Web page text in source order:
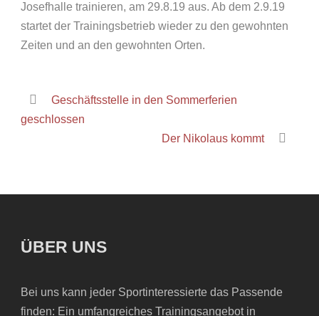
Josefhalle trainieren, am 29.8.19 aus. Ab dem 2.9.19
startet der Trainingsbetrieb wieder zu den gewohnten
Zeiten und an den gewohnten Orten.
Geschäftsstelle in den Sommerferien
geschlossen
Der Nikolaus kommt
ÜBER UNS
Bei uns kann jeder Sportinteressierte das Passende
finden: Ein umfangreiches Trainingsangebot in